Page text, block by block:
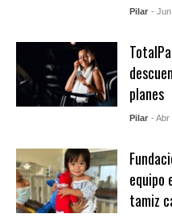
Pilar -
planes
Pilar - Abr
equipo
tamiz